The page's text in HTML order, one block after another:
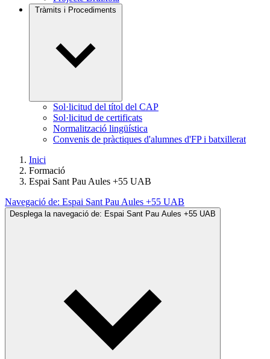
Tràmits i Procediments
Sol·licitud del títol del CAP
Sol·licitud de certificats
Normalització lingüística
Convenis de pràctiques d'alumnes d'FP i batxillerat
Inici
Formació
Espai Sant Pau Aules +55 UAB
Navegació de: Espai Sant Pau Aules +55 UAB
Desplega la navegació de: Espai Sant Pau Aules +55 UAB